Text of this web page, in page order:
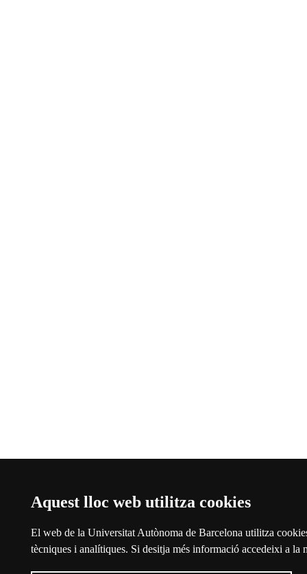
Aquest lloc web utilitza cookies
El web de la Universitat Autònoma de Barcelona utilitza
tècniques i analítiques. Si desitja més informació accedeixi a la